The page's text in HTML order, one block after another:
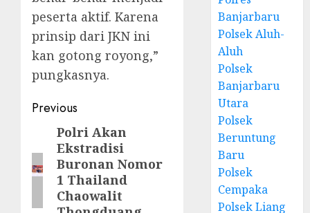
peserta aktif. Karena
prinsip dari JKN ini
kan gotong royong,”
pungkasnya.
Previous
Polri Akan
Ekstradisi
Buronan Nomor
1 Thailand
Chaowalit
Banjarbaru
Polsek Aluh-
Aluh
Polsek
Banjarbaru
Utara
Polsek
Beruntung
Baru
Polsek
Cempaka
Polsek Liang